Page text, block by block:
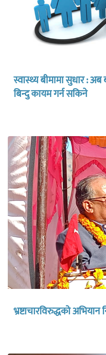
स्वास्थ्य बीमामा सुधार :
बिन्दु कायम गर्न सकिने
भ्रष्टाचारविरुद्धको